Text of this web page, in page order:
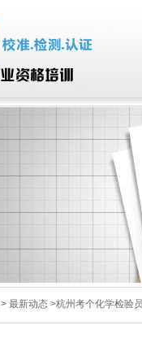
> 最新动态 >杭州考个化学检验